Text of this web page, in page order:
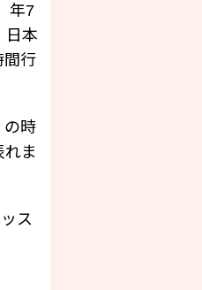
年7
日本
間行
の時
ま
ス